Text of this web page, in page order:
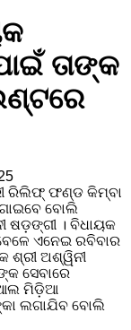
ତାଙ୍କ
ରିଲିଫ୍ ଫଣ୍ଡ କିମ୍ବା
ବୋଲି
ଷଡ଼ଙ୍ଗୀ । ବିଧାୟକ
ଏନେଇ ରବିବାର
ଶ୍ରୀ ଅଶ୍ୱିନୀ
ସେବାରେ
ମିଡ଼ିଆ
ଲଗାଯିବ ବୋଲି